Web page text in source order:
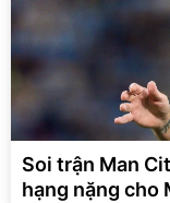
Soi trận Man
hạng nặng cho